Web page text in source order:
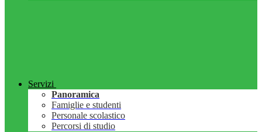
Servizi
Panoramica
Famiglie e studenti
Personale scolastico
Percorsi di studio